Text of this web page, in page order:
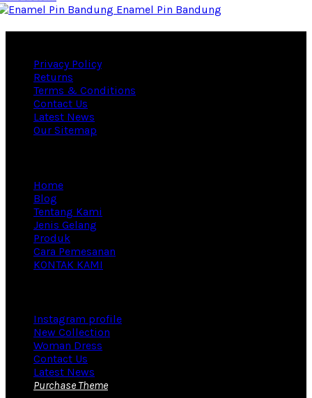
Enamel Pin Bandung
Privacy Policy
Returns
Terms & Conditions
Contact Us
Latest News
Our Sitemap
Home
Blog
Tentang Kami
Jenis Gelang
Produk
Cara Pemesanan
KONTAK KAMI
Instagram profile
New Collection
Woman Dress
Contact Us
Latest News
Purchase Theme